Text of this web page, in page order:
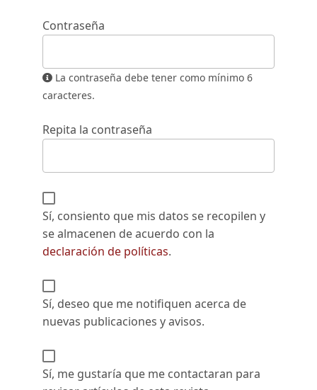
Contraseña
caracteres.
Repita la contraseña
Sí, consiento que mis datos se recopilen y
se almacenen de acuerdo con la
declaración de políticas.
Sí, deseo que me notifiquen acerca de
nuevas publicaciones y avisos.
Sí, me gustaría que me contactaran para